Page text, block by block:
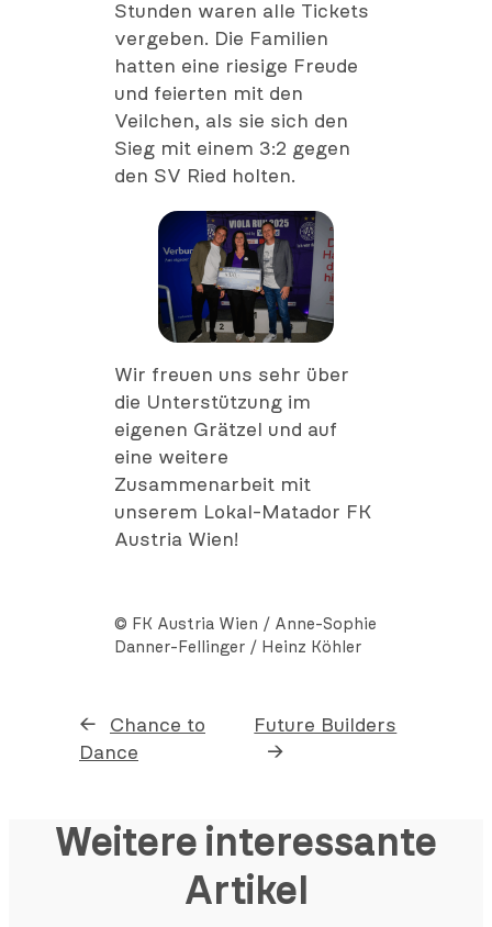
Stunden waren alle Tickets
vergeben. Die Familien
hatten eine riesige Freude
und feierten mit den
Veilchen, als sie sich den
Sieg mit einem 3:2 gegen
den SV Ried holten.
Wir freuen uns sehr über
die Unterstützung im
eigenen Grätzel und auf
eine weitere
Zusammenarbeit mit
unserem Lokal-Matador FK
Austria Wien!
© FK Austria Wien / Anne-Sophie
Danner-Fellinger / Heinz Köhler
←
Chance to
Dance
Future Builders
→
Weitere interessante
Artikel